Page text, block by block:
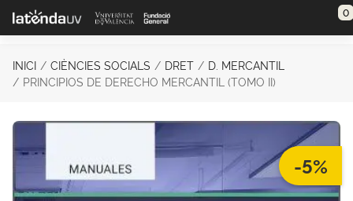
Saltar al contenido principal 0
INICI CIÈNCIES SOCIALS DRET
D. MERCANTIL
PRINCIPIOS DE DERECHO MERCANTIL (TOMO II)
-5%